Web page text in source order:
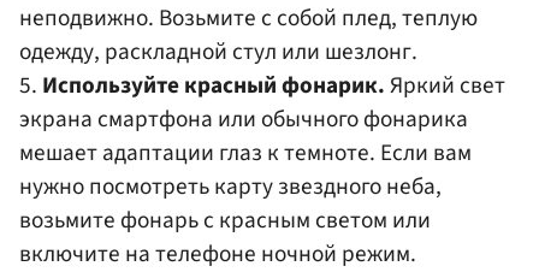
неподвижно. Возьмите с собой плед, теплую
одежду, раскладной стул или шезлонг.
5. Используйте красный фонарик.Яркий свет
экрана смартфона или обычного фонарика
мешает адаптации глаз к темноте. Если вам
нужно посмотреть карту звездного неба,
возьмите фонарь с красным светом или
включите на телефоне ночной режим.